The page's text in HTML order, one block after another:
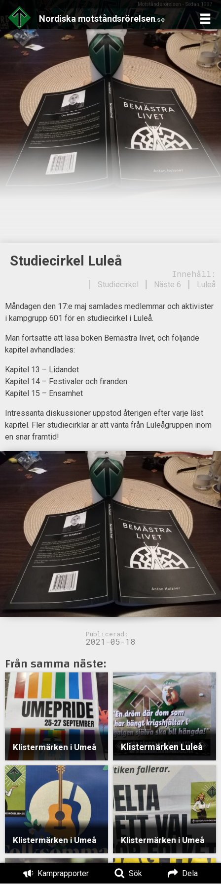
Motståndsrörelsen - Sedan 1997
Nordiska motståndsrörelsen.se
Kamprapporter Sök Dela
Skip
to
content
Studiecirkel Luleå
Innehåll:
Luleå
Näste 6
Studiecirkel
Måndagen den 17:e maj samlades medlemmar och aktivister
i kampgrupp 601 för en studiecirkel i Luleå.
Man fortsatte att läsa boken Bemästra livet, och följande
kapitel avhandlades:
Kapitel 13 – Lidandet
Kapitel 14 – Festivaler och firanden
Kapitel 15 – Ensamhet
Intressanta diskussioner uppstod återigen efter varje läst
kapitel. Fler studiecirklar är att vänta från Luleågruppen inom
en snar framtid!
Publicerad:
2021-05-18
Från samma näste:
Klistermärken i Umeå Klistermärken Luleå
Klistermärken i Umeå Klistermärken i Umeå